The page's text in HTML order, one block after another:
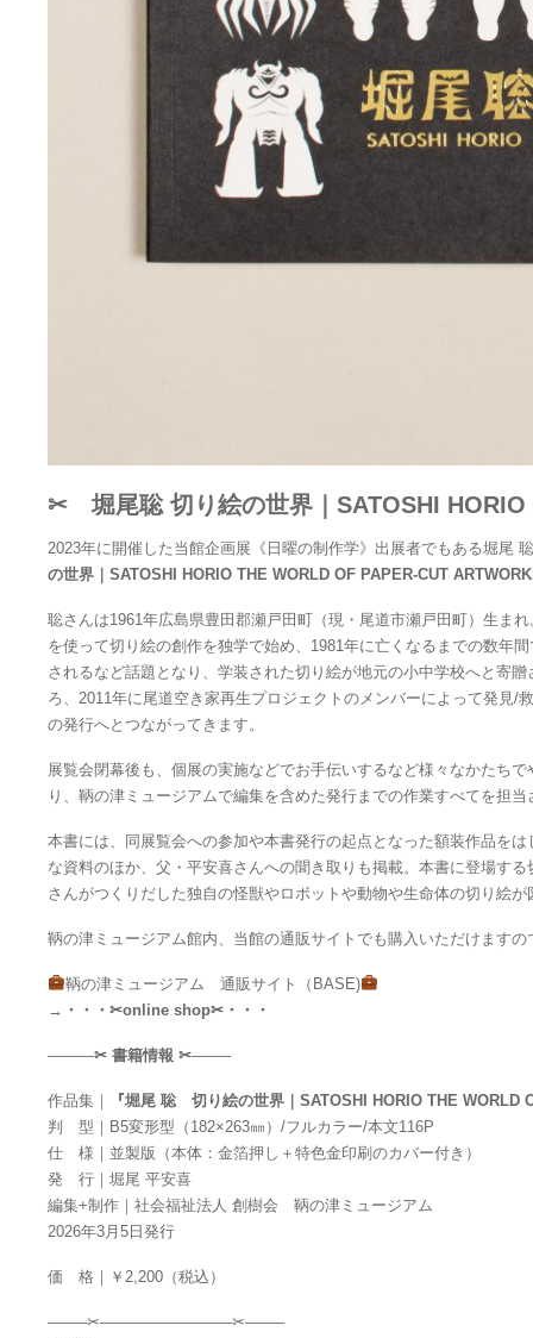
✂ 堀尾聡 切り絵の世界｜SATOSHI HORIO
2023年に開催した当館企画展《日曜の制作学》出展者でもある堀尾
の世界｜SATOSHI HORIO THE WORLD OF PAPER-CUT
聡さんは1961年広島県豊田郡瀬戸田町（現・尾道市瀬戸田町）生ま
を使って切り絵の創作を独学で始め、1981年に亡くなるまでの数年
されるなど話題となり、学装された切り絵が地元の小中学校へと寄
ろ、2011年に尾道空き家再生プロジェクトのメンバーによって発見
の発行へとつながってきます。
展覧会閉幕後も、個展の実施などでお手伝いするなど様々なかたち
り、鞆の津ミュージアムで編集を含めた発行までの作業すべてを担
本書には、同展覧会への参加や本書発行の起点となった額装作品を
な資料のほか、父・平安喜さんへの聞き取りも掲載。本書に登場す
さんがつくりだした独自の怪獣やロボットや動物や生命体の切り絵
鞆の津ミュージアム館内、当館の通販サイトでも購入いただけます
鞆の津ミュージアム 通販サイト（BASE)
→ ・・・✂online shop✂・・・
———✂ 書籍情報 ✂——–
作品集｜
『堀尾 聡 切り絵の世界｜SATOSHI HORIO THE WORLD
判 型｜B5変形型（182×263㎜）/フルカラー/本文116P
仕 様｜並製版（本体：金箔押し＋特色金印刷のカバー付き）
発 行｜堀尾 平安喜
編集+制作｜社会福祉法人 創樹会 鞆の津ミュージアム
2026年3月5日発行
価 格｜￥2,200（税込）
——–✂————————–✂——–